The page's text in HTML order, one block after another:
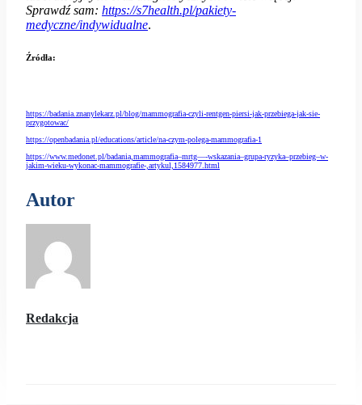
Sprawdź sam: https://s7health.pl/pakiety-
medyczne/indywidualne.
Źródła:
https://badania.znanylekarz.pl/blog/mammografia-czyli-rentgen-piersi-jak-przebiega-jak-sie-
przygotowac/
https://openbadania.pl/educations/article/na-czym-polega-mammografia-1
https://www.medonet.pl/badania,mammografia–mrtg—-wskazania–grupa-ryzyka–przebieg–w-
jakim-wieku-wykonac-mammografie-,artykul,1584977.html
Autor
Redakcja